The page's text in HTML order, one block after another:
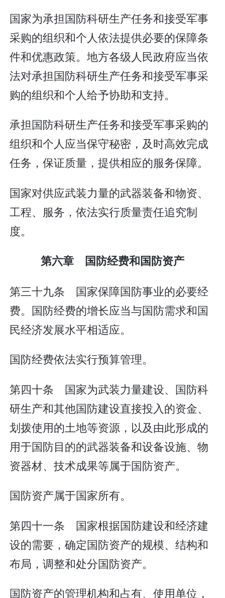
国家为承担国防科研生产任务和接受军事
采购的组织和个人依法提供必要的保障条
件和优惠政策。地方各级人民政府应当依
法对承担国防科研生产任务和接受军事采
购的组织和个人给予协助和支持。
承担国防科研生产任务和接受军事采购的
组织和个人应当保守秘密，及时高效完成
任务，保证质量，提供相应的服务保障。
国家对供应武装力量的武器装备和物资、
工程、服务，依法实行质量责任追究制
度。
第六章 国防经费和国防资产
第三十九条 国家保障国防事业的必要经
费。国防经费的增长应当与国防需求和国
民经济发展水平相适应。
国防经费依法实行预算管理。
第四十条 国家为武装力量建设、国防科
研生产和其他国防建设直接投入的资金、
划拨使用的土地等资源，以及由此形成的
用于国防目的的武器装备和设备设施、物
资器材、技术成果等属于国防资产。
国防资产属于国家所有。
第四十一条 国家根据国防建设和经济建
设的需要，确定国防资产的规模、结构和
布局，调整和处分国防资产。
国防资产的管理机构和占有、使用单位，